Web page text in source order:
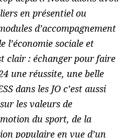
en présentiel ou
d’accompagnement
l’économie sociale et
clair : échanger pour faire
une réussite, une belle
dans les JO c’est aussi
les valeurs de
du sport, de la
populaire en vue d’un